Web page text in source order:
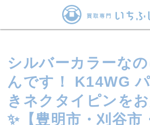
シルバーカラーな
んです！ K14WG
きネクタイピンをお
✨【豊明市・刈谷市